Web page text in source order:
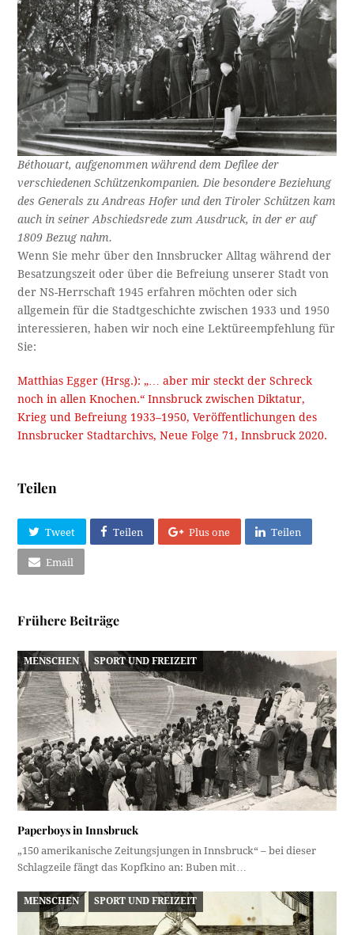
Béthouart, aufgenommen während dem Defilee der
verschiedenen Schützenkompanien. Die besondere Beziehung
des Generals zu Andreas Hofer und den Tiroler Schützen kam
auch in seiner Abschiedsrede zum Ausdruck, in der er auf
1809 Bezug nahm.
Wenn Sie mehr über den Innsbrucker Alltag während der
Besatzungszeit oder über die Befreiung unserer Stadt von
der NS-Herrschaft 1945 erfahren möchten oder sich
allgemein für die Stadtgeschichte zwischen 1933 und 1950
interessieren, haben wir noch eine Lektüreempfehlung für
Sie:
Matthias Egger (Hrsg.): „… aber mir steckt der Schreck
noch in allen Knochen.“ Innsbruck zwischen Diktatur,
Krieg und Befreiung 1933–1950, Veröffentlichungen des
Innsbrucker Stadtarchivs, Neue Folge 71, Innsbruck 2020.
Teilen
Tweet Teilen Plus one Teilen
Email
Frühere Beiträge
MENSCHEN SPORT UND FREIZEIT
Paperboys in Innsbruck
„150 amerikanische Zeitungsjungen in Innsbruck“ – bei dieser
Schlagzeile fängt das Kopfkino an: Buben mit…
MENSCHEN SPORT UND FREIZEIT